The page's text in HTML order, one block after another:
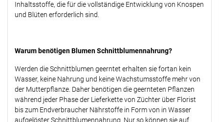
Inhaltsstoffe, die für die vollständige Entwicklung von Knospen
und Blüten erforderlich sind.
Warum benötigen Blumen Schnittblumennahrung?
Werden die Schnittblumen geerntet erhalten sie fortan kein
Wasser, keine Nahrung und keine Wachstumsstoffe mehr von
der Mutterpflanze. Daher benötigen die geernteten Pflanzen
während jeder Phase der Lieferkette von Züchter über Florist
bis zum Endverbraucher Nährstoffe in Form von in Wasser
aufgelöster Schnittblumennahrung. Nur so können sie auf